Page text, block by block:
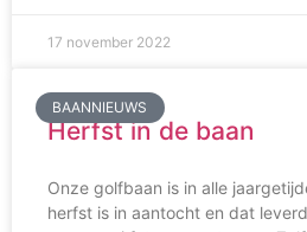
17 november 2022
BAANNIEUWS
Herfst in de baan
Onze golfbaan is in alle
herfst is in aantocht en dat